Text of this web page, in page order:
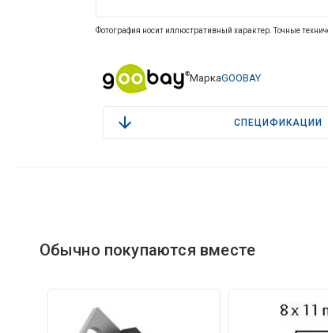
Фотография носит иллюстративный характер. Точные
МаркаGOOBAY
СПЕЦИФИКАЦИИ
Обычно покупаются вместе